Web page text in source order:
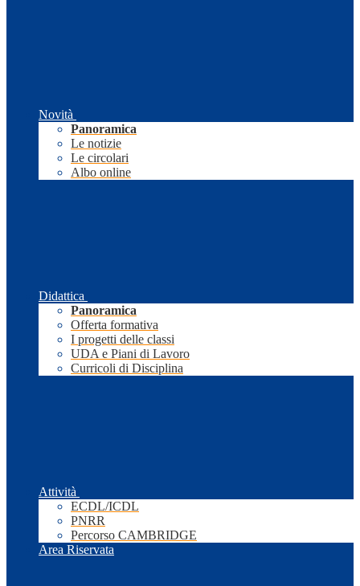
Novità
Panoramica
Le notizie
Le circolari
Albo online
Didattica
Panoramica
Offerta formativa
I progetti delle classi
UDA e Piani di Lavoro
Curricoli di Disciplina
Attività
ECDL/ICDL
PNRR
Percorso CAMBRIDGE
Area Riservata